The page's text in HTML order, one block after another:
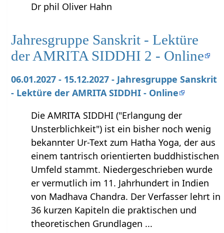
Dr phil Oliver Hahn
Jahresgruppe Sanskrit - Lektüre
der AMRITA SIDDHI 2 - Online
06.01.2027 - 15.12.2027 - Jahresgruppe Sanskrit
- Lektüre der AMRITA SIDDHI - Online
Die AMRITA SIDDHI ("Erlangung der
Unsterblichkeit") ist ein bisher noch wenig
bekannter Ur-Text zum Hatha Yoga, der aus
einem tantrisch orientierten buddhistischen
Umfeld stammt. Niedergeschrieben wurde
er vermutlich im 11. Jahrhundert in Indien
von Madhava Chandra. Der Verfasser lehrt in
36 kurzen Kapiteln die praktischen und
theoretischen Grundlagen ...